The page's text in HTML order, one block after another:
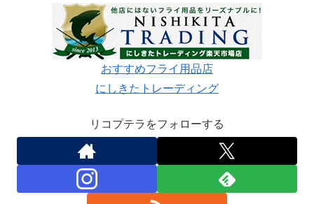
おすすめフライ用品店
にしきたトレーディング
リコプテラをフォローする